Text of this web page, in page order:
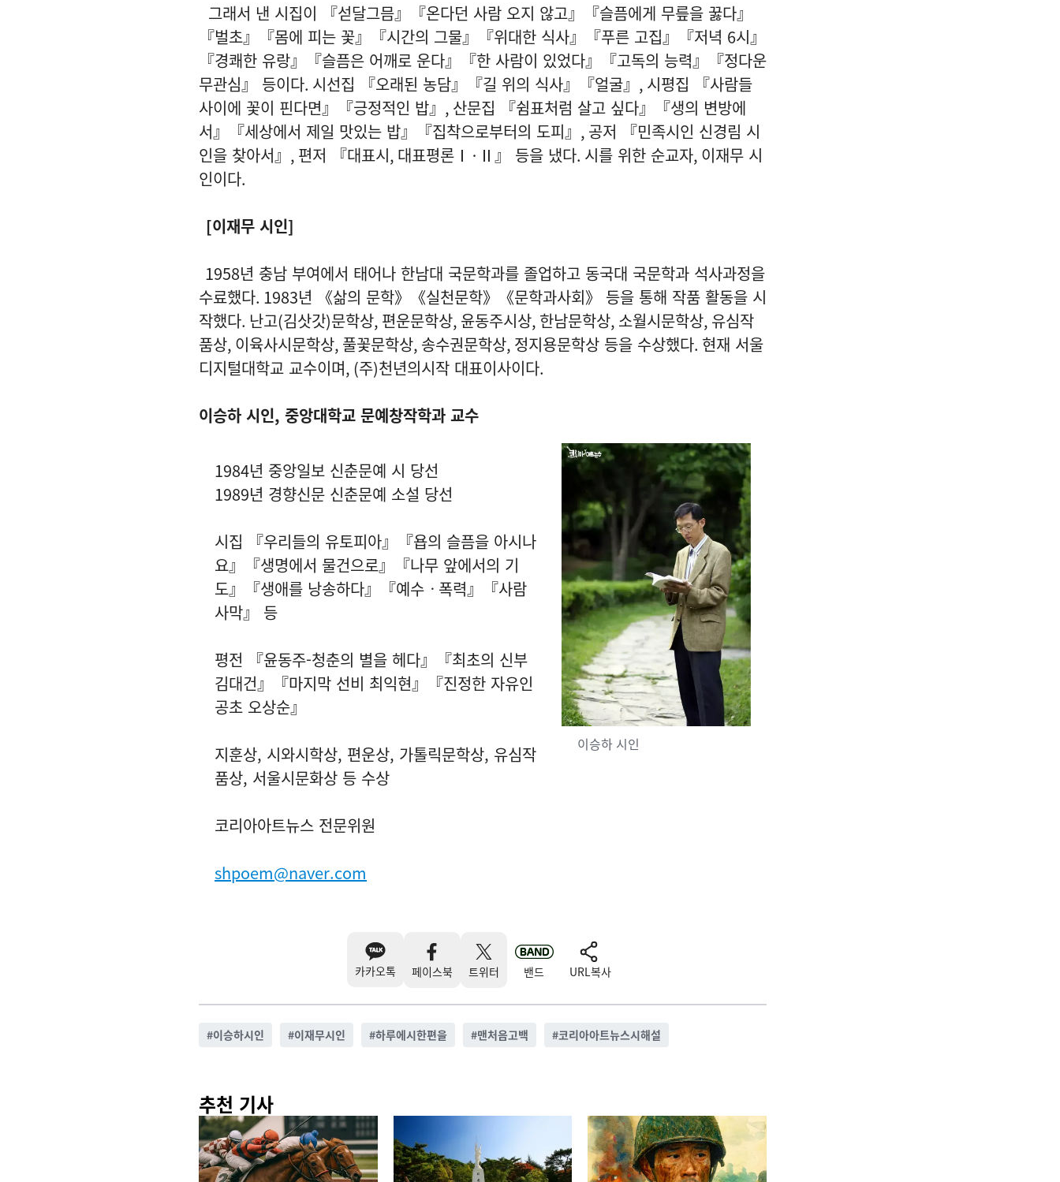
그래서 낸 시집이 『섣달그믐』『온다던 사람 오지 않고』『슬픔에게 무릎을 꿇다』
『벌초』『몸에 피는 꽃』『시간의 그물』『위대한 식사』『푸른 고집』『저녁 6시』
『경쾌한 유랑』『슬픔은 어깨로 운다』『한 사람이 있었다』『고독의 능력』『정다운
무관심』 등이다. 시선집 『오래된 농담』『길 위의 식사』『얼굴』 , 시평집 『사람들
사이에 꽃이 핀다면』『긍정적인 밥』 , 산문집 『쉼표처럼 살고 싶다』『생의 변방에
서』『세상에서 제일 맛있는 밥』『집착으로부터의 도피』 , 공저 『민족시인 신경림 시
인을 찾아서』 , 편저 『대표시, 대표평론Ⅰ · Ⅱ』 등을 냈다. 시를 위한 순교자, 이재무 시
인이다.
[이재무 시인]
1958년 충남 부여에서 태어나 한남대 국문학과를 졸업하고 동국대 국문학과 석사과정을
수료했다. 1983년 《삶의 문학》《실천문학》《문학과사회》 등을 통해 작품 활동을 시
작했다. 난고(김삿갓)문학상, 편운문학상, 윤동주시상, 한남문학상, 소월시문학상, 유심작
품상, 이육사시문학상, 풀꽃문학상, 송수권문학상, 정지용문학상 등을 수상했다. 현재 서울
디지털대학교 교수이며, (주)천년의시작 대표이사이다.
이승하 시인, 중앙대학교 문예창작학과 교수
이승하 시인
1984년 중앙일보 신춘문예 시 당선
1989년 경향신문 신춘문예 소설 당선
시집 『우리들의 유토피아』『욥의 슬픔을 아시나
요』『생명에서 물건으로』『나무 앞에서의 기
도』『생애를 낭송하다』『예수ㆍ폭력』『사람
사막』 등
평전 『윤동주-청춘의 별을 헤다』『최초의 신부
김대건』『마지막 선비 최익현』『진정한 자유인
공초 오상순』
지훈상, 시와시학상, 편운상, 가톨릭문학상, 유심작
품상, 서울시문화상 등 수상
코리아아트뉴스 전문위원
shpoem@naver.com
카카오톡 페이스북 트위터 밴드 URL복사
#이승하시인 #이재무시인 #하루에시한편을 #맨처음고백 #코리아아트뉴스시해설
추천 기사